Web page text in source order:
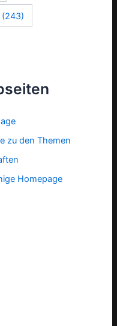
(243)
zu den Themen
Homepage